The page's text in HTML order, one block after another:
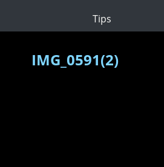
Tips
IMG_0591(2)